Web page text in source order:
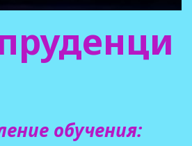
обучения: